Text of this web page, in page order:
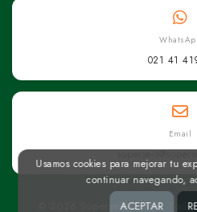
021 41
Email
© 2026 Superseis Online.
Usamos cookies para mejorar tu
continuar navegando,
ACEPTAR